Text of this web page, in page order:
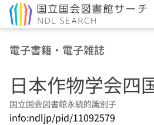
電子書籍・電子雑誌
日本作物学会四
国立国会図書館永続的識別子
info:ndljp/pid/11092579